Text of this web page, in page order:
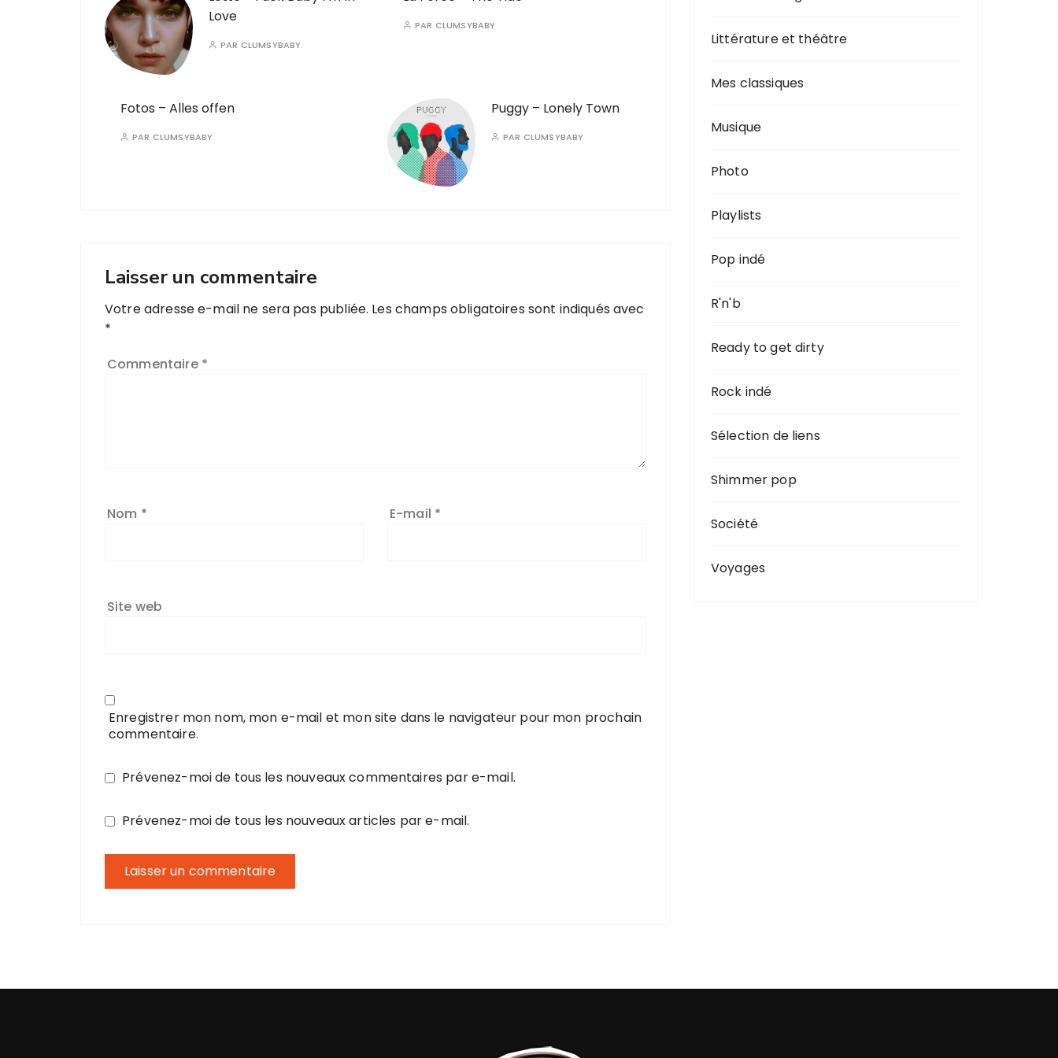
Love
PAR CLUMSYBABY
PAR CLUMSYBABY
Fotos – Alles offen
PAR CLUMSYBABY
Puggy – Lonely Town
PAR CLUMSYBABY
Laisser un commentaire
Votre adresse e-mail ne sera pas publiée. Les champs obligatoires sont indiqués avec
*
Commentaire *
Nom * E-mail *
Site web
Enregistrer mon nom, mon e-mail et mon site dans le navigateur pour mon prochain
commentaire.
Prévenez-moi de tous les nouveaux commentaires par e-mail.
Prévenez-moi de tous les nouveaux articles par e-mail.
Littérature et théâtre
Mes classiques
Musique
Photo
Playlists
Pop indé
R'n'b
Ready to get dirty
Rock indé
Sélection de liens
Shimmer pop
Société
Voyages